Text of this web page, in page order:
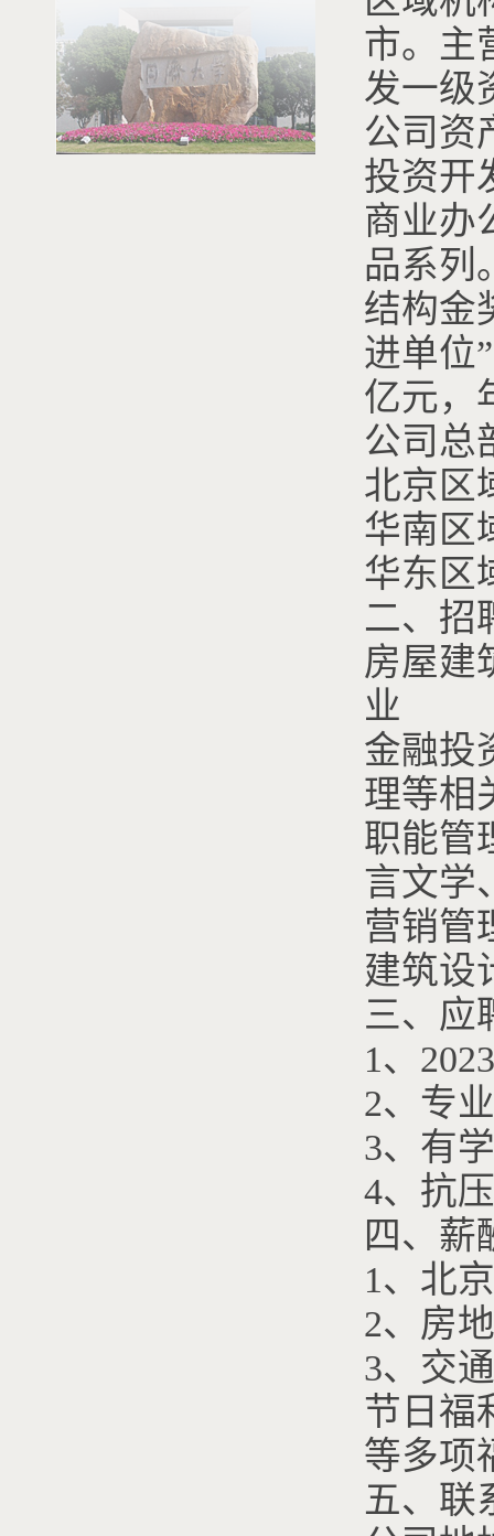
市。主
发一级
公司资
投资开
商业办
品系列
结构金
进单位
亿元，
公司总
北京区
华南区
华东区
二、招
房屋建
业
金融投
理等相
职能管
言文学
营销管
建筑设
三、应
1、
2、专
3、有
4、抗
四、薪
1、北
2、房
3、交
节日福
等多项
五、联